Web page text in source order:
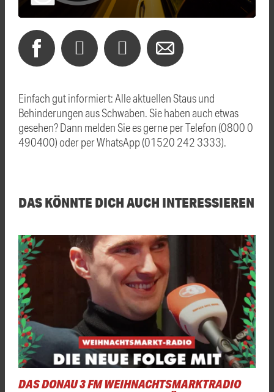
Einfach gut informiert: Alle aktuellen Staus und
Behinderungen aus Schwaben. Sie haben auch etwas
gesehen? Dann melden Sie es gerne per Telefon (0800 0
490400) oder per WhatsApp (01520 242 3333).
DAS KÖNNTE DICH AUCH INTERESSIEREN
DAS DONAU 3 FM WEIHNACHTSMARKTRADIO